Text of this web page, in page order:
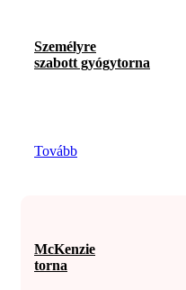
Személyre
szabott gyógytorna
Tovább
McKenzie
torna